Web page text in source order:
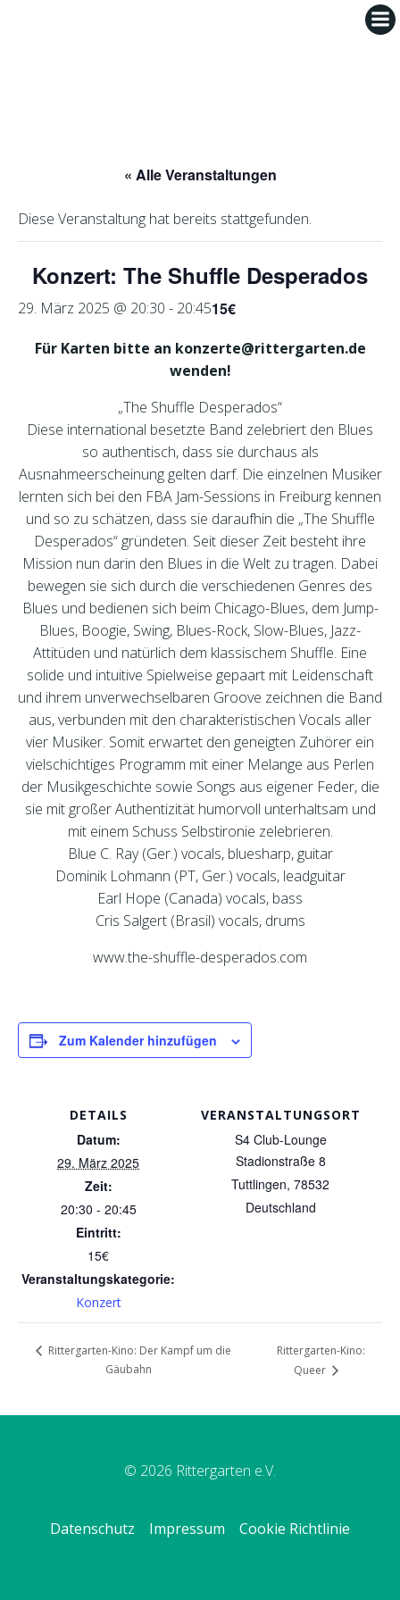
« Alle Veranstaltungen
Diese Veranstaltung hat bereits stattgefunden.
Konzert: The Shuffle Desperados
29. März 2025 @ 20:30 - 20:4515€
Für Karten bitte an konzerte@rittergarten.de
wenden!
„The Shuffle Desperados“
Diese international besetzte Band zelebriert den Blues
so authentisch, dass sie durchaus als
Ausnahmeerscheinung gelten darf. Die einzelnen Musiker
lernten sich bei den FBA Jam-Sessions in Freiburg kennen
und so zu schätzen, dass sie daraufhin die „The Shuffle
Desperados“ gründeten. Seit dieser Zeit besteht ihre
Mission nun darin den Blues in die Welt zu tragen. Dabei
bewegen sie sich durch die verschiedenen Genres des
Blues und bedienen sich beim Chicago-Blues, dem Jump-
Blues, Boogie, Swing, Blues-Rock, Slow-Blues, Jazz-
Attitüden und natürlich dem klassischem Shuffle. Eine
solide und intuitive Spielweise gepaart mit Leidenschaft
und ihrem unverwechselbaren Groove zeichnen die Band
aus, verbunden mit den charakteristischen Vocals aller
vier Musiker. Somit erwartet den geneigten Zuhörer ein
vielschichtiges Programm mit einer Melange aus Perlen
der Musikgeschichte sowie Songs aus eigener Feder, die
sie mit großer Authentizität humorvoll unterhaltsam und
mit einem Schuss Selbstironie zelebrieren.
Blue C. Ray (Ger.) vocals, bluesharp, guitar
Dominik Lohmann (PT, Ger.) vocals, leadguitar
Earl Hope (Canada) vocals, bass
Cris Salgert (Brasil) vocals, drums
www.the-shuffle-desperados.com
Zum Kalender hinzufügen
DETAILS
Datum:
29. März 2025
Zeit:
20:30 - 20:45
Eintritt:
15€
Veranstaltungskategorie:
Konzert
VERANSTALTUNGSORT
S4 Club-Lounge
Stadionstraße 8
Tuttlingen, 78532
Deutschland
Rittergarten-Kino: Der Kampf um die
Gäubahn
Rittergarten-Kino:
Queer
© 2026 Rittergarten e.V.
Datenschutz Impressum Cookie Richtlinie